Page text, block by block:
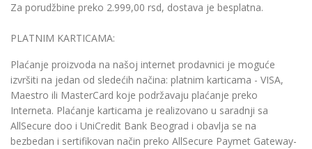
Za porudžbine preko 2.999,00 rsd, dostava je besplatna.
PLATNIM KARTICAMA:
Plaćanje proizvoda na našoj internet prodavnici je moguće
izvršiti na jedan od sledećih načina: platnim karticama - VISA,
Maestro ili MasterCard koje podržavaju plaćanje preko
Interneta. Plaćanje karticama je realizovano u saradnji sa
AllSecure doo i UniCredit Bank Beograd i obavlja se na
bezbedan i sertifikovan način preko AllSecure Paymet Gateway-